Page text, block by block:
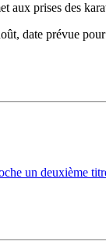
aux prises des
date prévue